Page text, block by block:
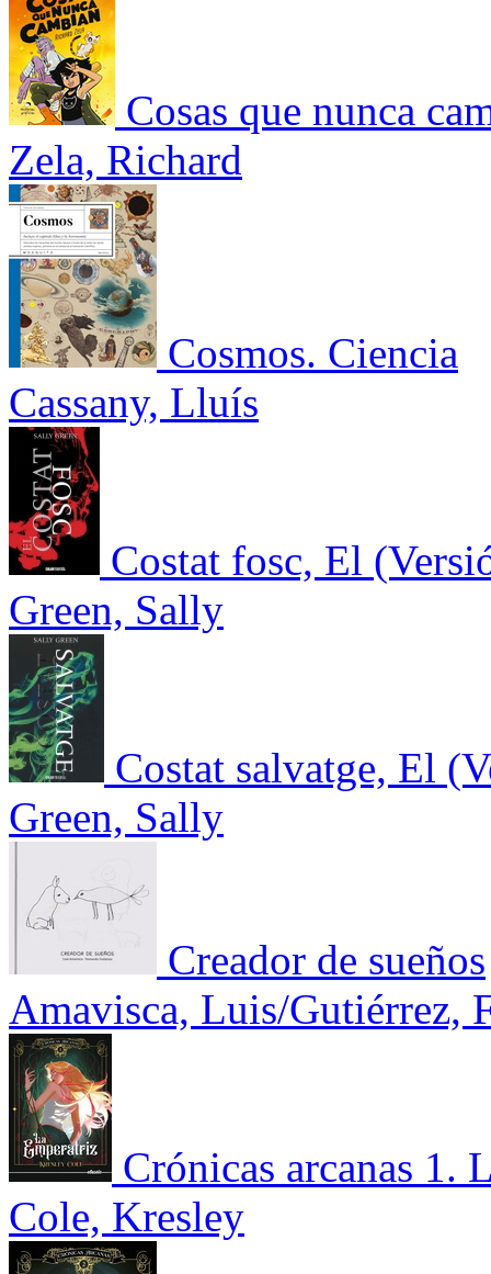
Cosas que nunca
Zela, Richard
Cosmos. Ciencia
Cassany, Lluís
Costat fosc, El
Green, Sally
Costat salvatge, El
Green, Sally
Creador de sueños
Amavisca, Luis/Gutiérrez,
Crónicas arcanas 1.
Cole, Kresley